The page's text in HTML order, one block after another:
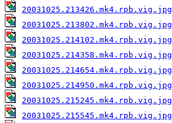
20031025.213426.mk4.rpb.vig.jpg
20031025.213802.mk4.rpb.vig.jpg
20031025.214102.mk4.rpb.vig.jpg
20031025.214358.mk4.rpb.vig.jpg
20031025.214654.mk4.rpb.vig.jpg
20031025.214950.mk4.rpb.vig.jpg
20031025.215245.mk4.rpb.vig.jpg
20031025.215545.mk4.rpb.vig.jpg